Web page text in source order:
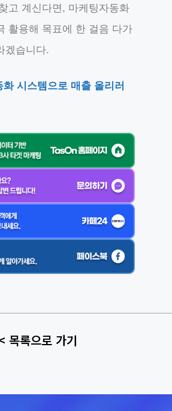
고 계신다면, 마케팅자동화
활용해 목표에 한 걸음 다가
겠습니다.
화 시스템으로 매출 올리러
목록으로 가기